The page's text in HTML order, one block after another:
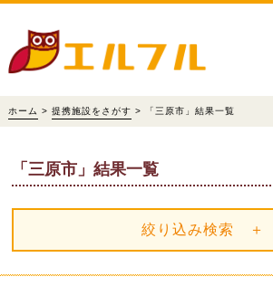
ホーム > 提携施設をさがす > 「三原市」結果一覧
「三原市」結果一覧
絞り込み検索 ＋